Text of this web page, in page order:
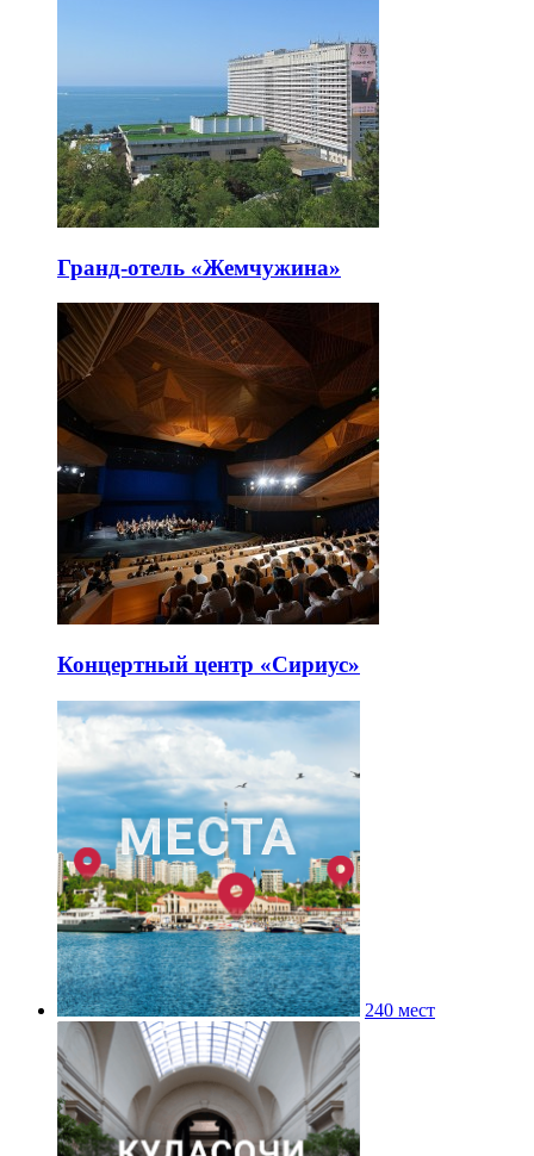
Гранд-отель «Жемчужина»
Концертный центр «Сириус»
240 мест